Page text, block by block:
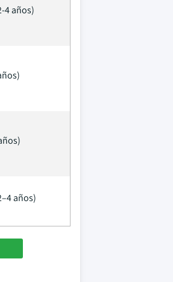
4 años)
años)